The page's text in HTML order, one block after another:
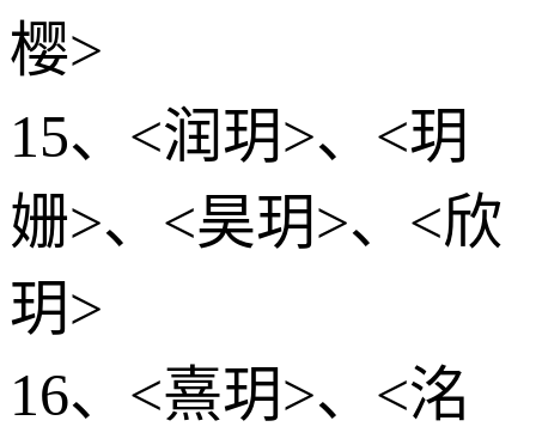
樱>
15、<润玥>、<玥
姗>、<昊玥>、<欣
玥>
16、<熹玥>、<洺